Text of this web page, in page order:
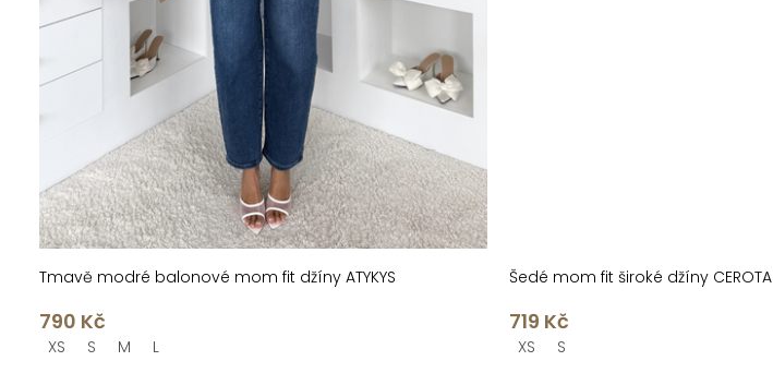
Tmavě modré balonové mom fit džíny ATYKYS
790 Kč
XS S M L
Šedé mom fit široké džíny CEROTA
719 Kč
XS S